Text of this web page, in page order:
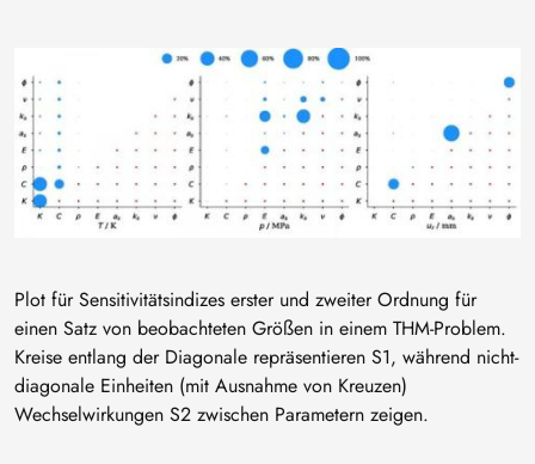
Plot für Sensitivitätsindizes erster und zweiter Ordnung für
einen Satz von beobachteten Größen in einem THM-Problem.
Kreise entlang der Diagonale repräsentieren S1, während nicht-
diagonale Einheiten (mit Ausnahme von Kreuzen)
Wechselwirkungen S2 zwischen Parametern zeigen.